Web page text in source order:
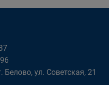
ул. Советская, 21